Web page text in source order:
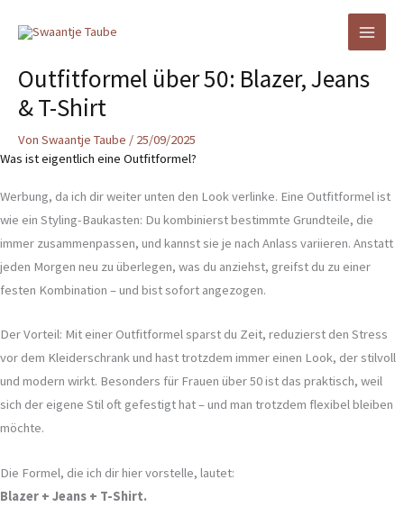
Inhalt
Outfitformel über 50: Blazer, Jeans
& T-Shirt
Von Swaantje Taube / 25/09/2025
Was ist eigentlich eine Outfitformel?
Werbung, da ich dir weiter unten den Look verlinke. Eine Outfitformel ist
wie ein Styling-Baukasten: Du kombinierst bestimmte Grundteile, die
immer zusammenpassen, und kannst sie je nach Anlass variieren. Anstatt
jeden Morgen neu zu überlegen, was du anziehst, greifst du zu einer
festen Kombination – und bist sofort angezogen.
Der Vorteil: Mit einer Outfitformel sparst du Zeit, reduzierst den Stress
vor dem Kleiderschrank und hast trotzdem immer einen Look, der stilvoll
und modern wirkt. Besonders für Frauen über 50 ist das praktisch, weil
sich der eigene Stil oft gefestigt hat – und man trotzdem flexibel bleiben
möchte.
Die Formel, die ich dir hier vorstelle, lautet:
Blazer + Jeans + T-Shirt.